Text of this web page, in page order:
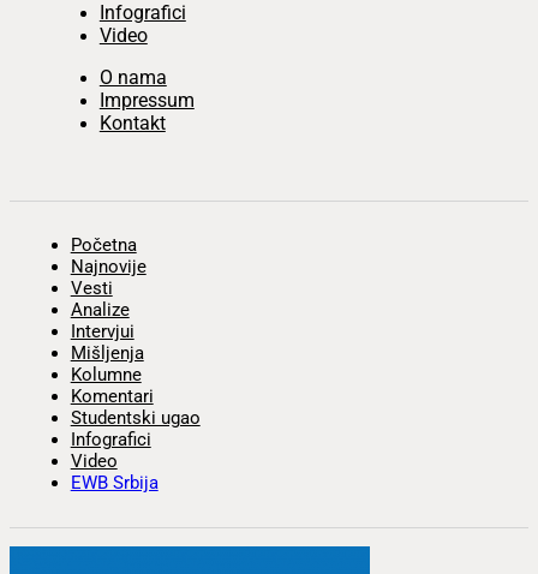
Infografici
Video
O nama
Impressum
Kontakt
Početna
Najnovije
Vesti
Analize
Intervjui
Mišljenja
Kolumne
Komentari
Studentski ugao
Infografici
Video
EWB Srbija